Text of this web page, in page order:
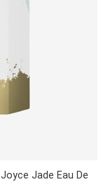
Jade Eau De